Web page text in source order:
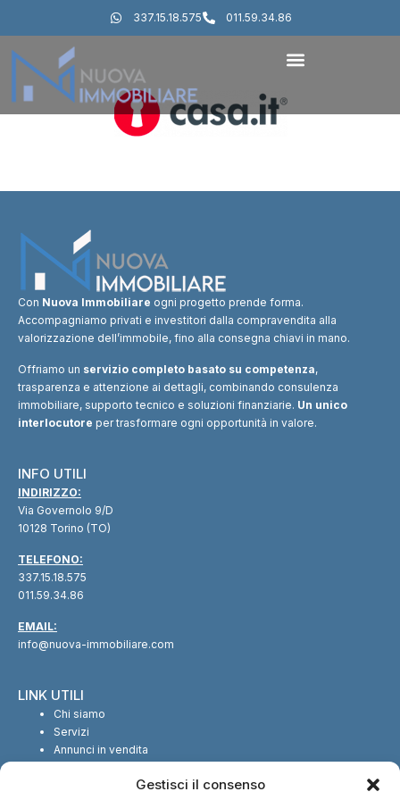
Gestisci il consenso
337.15.18.575 011.59.34.86
Con Nuova Immobiliare ogni progetto prende forma.
Accompagniamo privati e investitori dalla compravendita alla
valorizzazione dell’immobile, fino alla consegna chiavi in mano.
Offriamo un servizio completo basato su competenza,
trasparenza e attenzione ai dettagli, combinando consulenza
immobiliare, supporto tecnico e soluzioni finanziarie. Un unico
interlocutore per trasformare ogni opportunità in valore.
INFO UTILI
INDIRIZZO:
Via Governolo 9/D
10128 Torino (TO)
TELEFONO:
337.15.18.575
011.59.34.86
EMAIL:
info@nuova-immobiliare.com
LINK UTILI
Chi siamo
Servizi
Annunci in vendita